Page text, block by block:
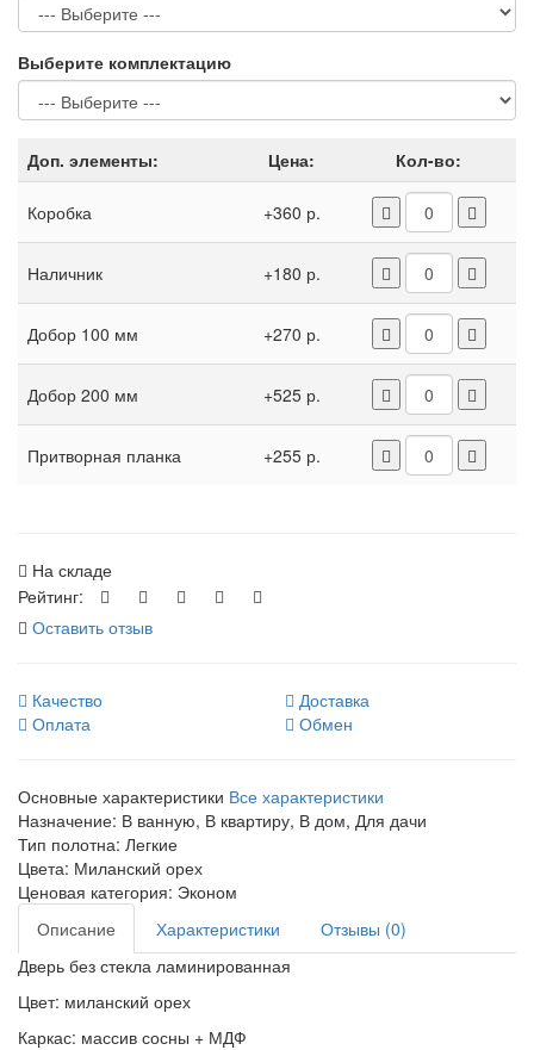
Выберите комплектацию
Доп. элементы: Цена: Кол-во:
Коробка +360 р.
Наличник +180 р.
Добор 100 мм +270 р.
Добор 200 мм +525 р.
Притворная планка +255 р.
На складе
Рейтинг:
Оставить отзыв
Качество
Доставка
Оплата
Обмен
Основные характеристики Все характеристики
Назначение: В ванную, В квартиру, В дом, Для дачи
Тип полотна: Легкие
Цвета: Миланский орех
Ценовая категория: Эконом
Описание
Характеристики
Отзывы (0)
Дверь без стекла ламинированная
Цвет: миланский орех
Каркас: массив сосны + МДФ